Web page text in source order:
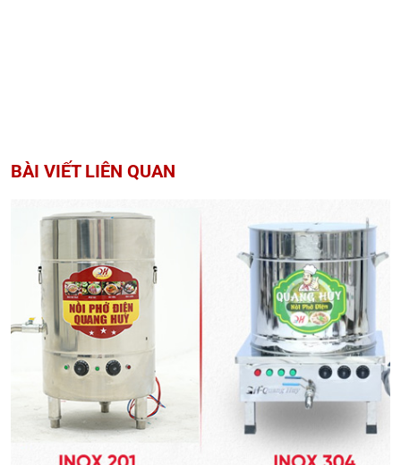
BÀI VIẾT LIÊN QUAN